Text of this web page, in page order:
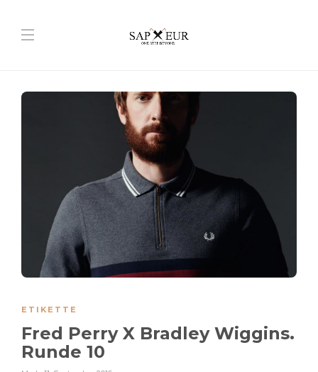
ETIKETTE
Fred Perry X Bradley Wiggins.
Runde 10